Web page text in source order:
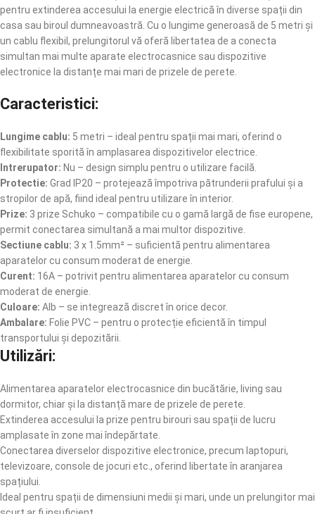
pentru extinderea accesului la energie electrică în diverse spații din
casa sau biroul dumneavoastră. Cu o lungime generoasă de 5 metri și
un cablu flexibil, prelungitorul vă oferă libertatea de a conecta
simultan mai multe aparate electrocasnice sau dispozitive
electronice la distanțe mai mari de prizele de perete.
Caracteristici:
Lungime cablu: 5 metri – ideal pentru spații mai mari, oferind o
flexibilitate sporită în amplasarea dispozitivelor electrice.
Intrerupator: Nu – design simplu pentru o utilizare facilă.
Protectie: Grad IP20 – protejează împotriva pătrunderii prafului și a
stropilor de apă, fiind ideal pentru utilizare în interior.
Prize: 3 prize Schuko – compatibile cu o gamă largă de fise europene,
permit conectarea simultană a mai multor dispozitive.
Sectiune cablu: 3 x 1.5mm² – suficientă pentru alimentarea
aparatelor cu consum moderat de energie.
Curent: 16A – potrivit pentru alimentarea aparatelor cu consum
moderat de energie.
Culoare: Alb – se integrează discret în orice decor.
Ambalare: Folie PVC – pentru o protecție eficientă în timpul
transportului și depozitării.
Utilizări:
Alimentarea aparatelor electrocasnice din bucătărie, living sau
dormitor, chiar și la distanță mare de prizele de perete.
Extinderea accesului la prize pentru birouri sau spații de lucru
amplasate în zone mai îndepărtate.
Conectarea diverselor dispozitive electronice, precum laptopuri,
televizoare, console de jocuri etc., oferind libertate în aranjarea
spațiului.
Ideal pentru spații de dimensiuni medii și mari, unde un prelungitor mai